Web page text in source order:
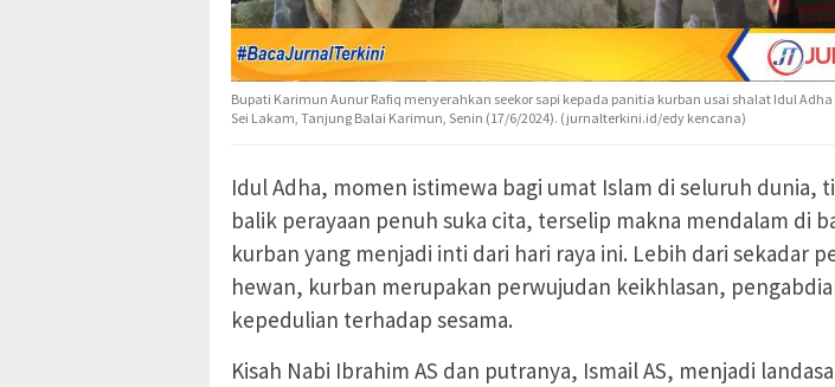
Bupati Karimun Aunur Rafiq menyerahkan seekor sapi kepada panitia kurban usai shalat Idul
Sei Lakam, Tanjung Balai Karimun, Senin (17/6/2024). (jurnalterkini.id/edy kencana)
Idul Adha, momen istimewa bagi umat Islam di seluruh dunia,
balik perayaan penuh suka cita, terselip makna mendalam di
kurban yang menjadi inti dari hari raya ini. Lebih dari sekadar
hewan, kurban merupakan perwujudan keikhlasan,
kepedulian terhadap sesama.
Kisah Nabi Ibrahim AS dan putranya, Ismail AS, menjadi